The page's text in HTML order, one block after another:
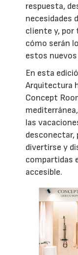
respuesta,
necesidades
cliente y,
cómo serán
estos
En esta
Arquitectura
Concept
las
desconectar,
divertirse y
compartidas
accesible.